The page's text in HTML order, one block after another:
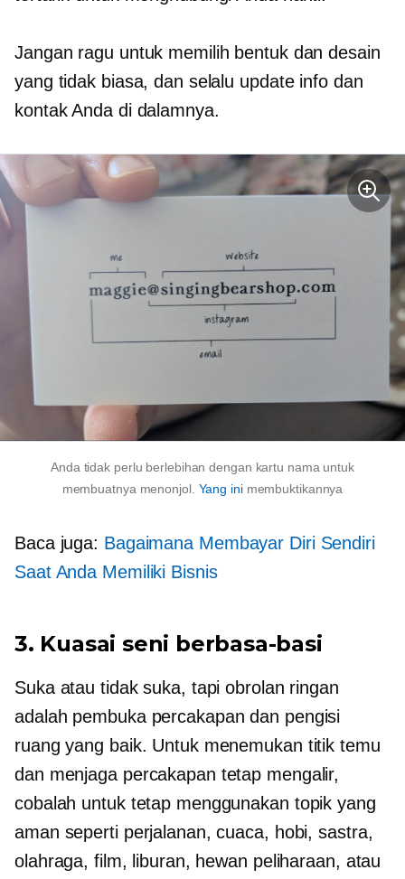
Jangan ragu untuk memilih bentuk dan desain
yang tidak biasa, dan selalu update info dan
kontak Anda di dalamnya.
Anda tidak perlu berlebihan dengan kartu nama untuk
membuatnya menonjol. Yang inimembuktikannya
Baca juga: Bagaimana Membayar Diri Sendiri
Saat Anda Memiliki Bisnis
3. Kuasai seni berbasa-basi
Suka atau tidak suka, tapi obrolan ringan
adalah pembuka percakapan dan pengisi
ruang yang baik. Untuk menemukan titik temu
dan menjaga percakapan tetap mengalir,
cobalah untuk tetap menggunakan topik yang
aman seperti perjalanan, cuaca, hobi, sastra,
olahraga, film, liburan, hewan peliharaan, atau